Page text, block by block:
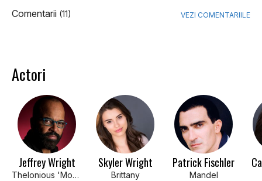
Comentarii (11) VEZI COMENTARIILE
Actori
Jeffrey Wright
Thelonious 'Monk' Ellison
Skyler Wright
Brittany
Patrick Fischler
Mandel